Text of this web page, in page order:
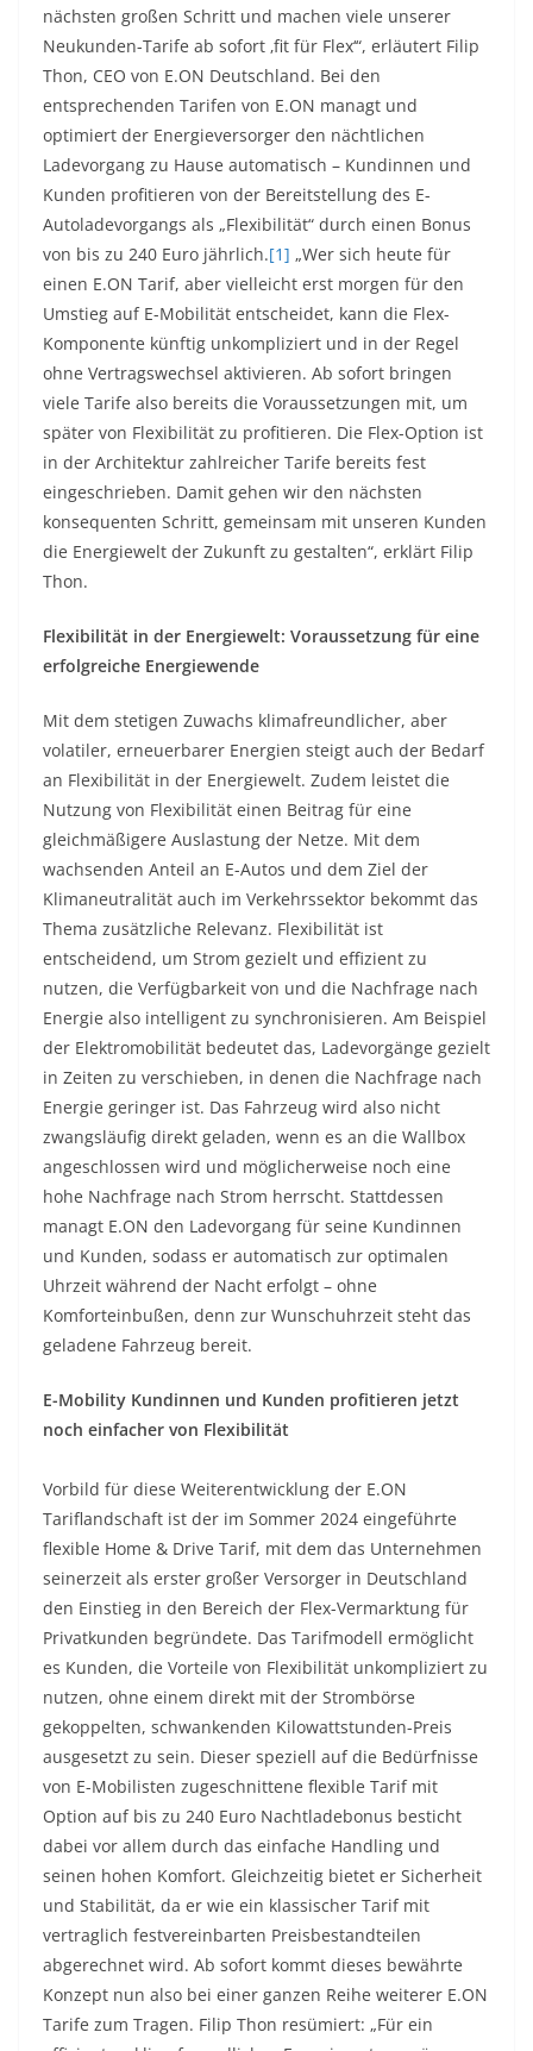
nächsten großen Schritt und machen viele unserer
Neukunden-Tarife ab sofort ‚fit für Flex‘“, erläutert Filip
Thon, CEO von E.ON Deutschland. Bei den
entsprechenden Tarifen von E.ON managt und
optimiert der Energieversorger den nächtlichen
Ladevorgang zu Hause automatisch – Kundinnen und
Kunden profitieren von der Bereitstellung des E-
Autoladevorgangs als „Flexibilität“ durch einen Bonus
von bis zu 240 Euro jährlich.[1] „Wer sich heute für
einen E.ON Tarif, aber vielleicht erst morgen für den
Umstieg auf E-Mobilität entscheidet, kann die Flex-
Komponente künftig unkompliziert und in der Regel
ohne Vertragswechsel aktivieren. Ab sofort bringen
viele Tarife also bereits die Voraussetzungen mit, um
später von Flexibilität zu profitieren. Die Flex-Option ist
in der Architektur zahlreicher Tarife bereits fest
eingeschrieben. Damit gehen wir den nächsten
konsequenten Schritt, gemeinsam mit unseren Kunden
die Energiewelt der Zukunft zu gestalten“, erklärt Filip
Thon.
Flexibilität in der Energiewelt: Voraussetzung für eine
erfolgreiche Energiewende
Mit dem stetigen Zuwachs klimafreundlicher, aber
volatiler, erneuerbarer Energien steigt auch der Bedarf
an Flexibilität in der Energiewelt. Zudem leistet die
Nutzung von Flexibilität einen Beitrag für eine
gleichmäßigere Auslastung der Netze. Mit dem
wachsenden Anteil an E-Autos und dem Ziel der
Klimaneutralität auch im Verkehrssektor bekommt das
Thema zusätzliche Relevanz. Flexibilität ist
entscheidend, um Strom gezielt und effizient zu
nutzen, die Verfügbarkeit von und die Nachfrage nach
Energie also intelligent zu synchronisieren. Am Beispiel
der Elektromobilität bedeutet das, Ladevorgänge gezielt
in Zeiten zu verschieben, in denen die Nachfrage nach
Energie geringer ist. Das Fahrzeug wird also nicht
zwangsläufig direkt geladen, wenn es an die Wallbox
angeschlossen wird und möglicherweise noch eine
hohe Nachfrage nach Strom herrscht. Stattdessen
managt E.ON den Ladevorgang für seine Kundinnen
und Kunden, sodass er automatisch zur optimalen
Uhrzeit während der Nacht erfolgt – ohne
Komforteinbußen, denn zur Wunschuhrzeit steht das
geladene Fahrzeug bereit.
E-Mobility Kundinnen und Kunden profitieren jetzt
noch einfacher von Flexibilität
Vorbild für diese Weiterentwicklung der E.ON
Tariflandschaft ist der im Sommer 2024 eingeführte
flexible Home & Drive Tarif, mit dem das Unternehmen
seinerzeit als erster großer Versorger in Deutschland
den Einstieg in den Bereich der Flex-Vermarktung für
Privatkunden begründete. Das Tarifmodell ermöglicht
es Kunden, die Vorteile von Flexibilität unkompliziert zu
nutzen, ohne einem direkt mit der Strombörse
gekoppelten, schwankenden Kilowattstunden-Preis
ausgesetzt zu sein. Dieser speziell auf die Bedürfnisse
von E-Mobilisten zugeschnittene flexible Tarif mit
Option auf bis zu 240 Euro Nachtladebonus besticht
dabei vor allem durch das einfache Handling und
seinen hohen Komfort. Gleichzeitig bietet er Sicherheit
und Stabilität, da er wie ein klassischer Tarif mit
vertraglich festvereinbarten Preisbestandteilen
abgerechnet wird. Ab sofort kommt dieses bewährte
Konzept nun also bei einer ganzen Reihe weiterer E.ON
Tarife zum Tragen. Filip Thon resümiert: „Für ein